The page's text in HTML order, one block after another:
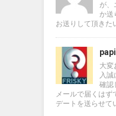
が、
か送
お送りして頂きた
大変
入誠
確認
メールで届くはず
デートを送らせて